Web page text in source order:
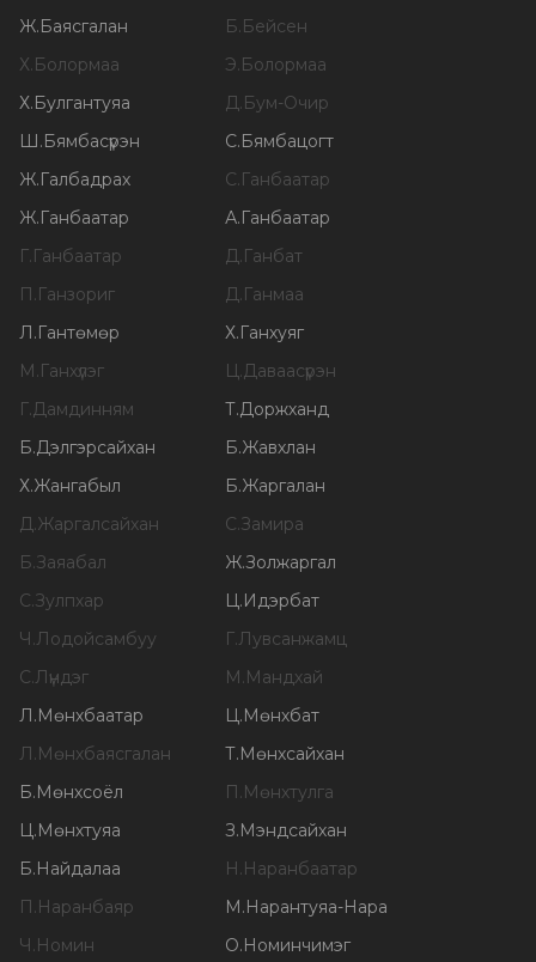
Ж.Баясгалан Б.Бейсен
Х.Болормаа Э.Болормаа
Х.Булгантуяа Д.Бум-Очир
Ш.Бямбасүрэн С.Бямбацогт
Ж.Галбадрах С.Ганбаатар
Ж.Ганбаатар А.Ганбаатар
Г.Ганбаатар Д.Ганбат
П.Ганзориг Д.Ганмаа
Л.Гантөмөр Х.Ганхуяг
М.Ганхүлэг Ц.Даваасүрэн
Г.Дамдинням Т.Доржханд
Б.Дэлгэрсайхан Б.Жавхлан
Х.Жангабыл Б.Жаргалан
Д.Жаргалсайхан С.Замира
Б.Заяабал Ж.Золжаргал
С.Зулпхар Ц.Идэрбат
Ч.Лодойсамбуу Г.Лувсанжамц
С.Лүндэг М.Мандхай
Л.Мөнхбаатар Ц.Мөнхбат
Л.Мөнхбаясгалан Т.Мөнхсайхан
Б.Мөнхсоёл П.Мөнхтулга
Ц.Мөнхтуяа З.Мэндсайхан
Б.Найдалаа Н.Наранбаатар
П.Наранбаяр М.Нарантуяа-Нара
Ч.Номин О.Номинчимэг